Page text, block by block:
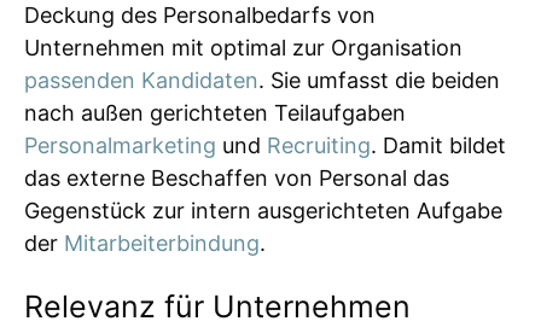
Deckung des Personalbedarfs von
Unternehmen mit optimal zur Organisation
passenden Kandidaten. Sie umfasst die beiden
nach außen gerichteten Teilaufgaben
Personalmarketing und Recruiting. Damit bildet
das externe Beschaffen von Personal das
Gegenstück zur intern ausgerichteten Aufgabe
der Mitarbeiterbindung.
Relevanz für Unternehmen